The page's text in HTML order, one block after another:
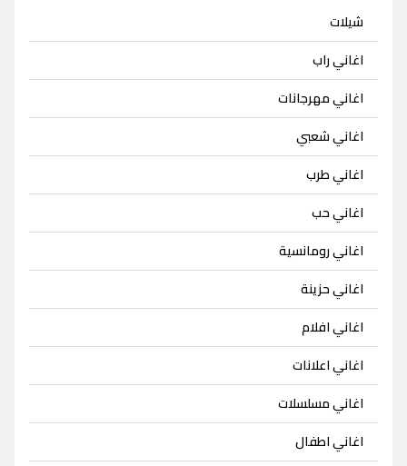
شيلات
اغاني راب
اغاني مهرجانات
اغاني شعبي
اغاني طرب
اغاني حب
اغاني رومانسية
اغاني حزينة
اغاني افلام
اغاني اعلانات
اغاني مسلسلات
اغاني اطفال